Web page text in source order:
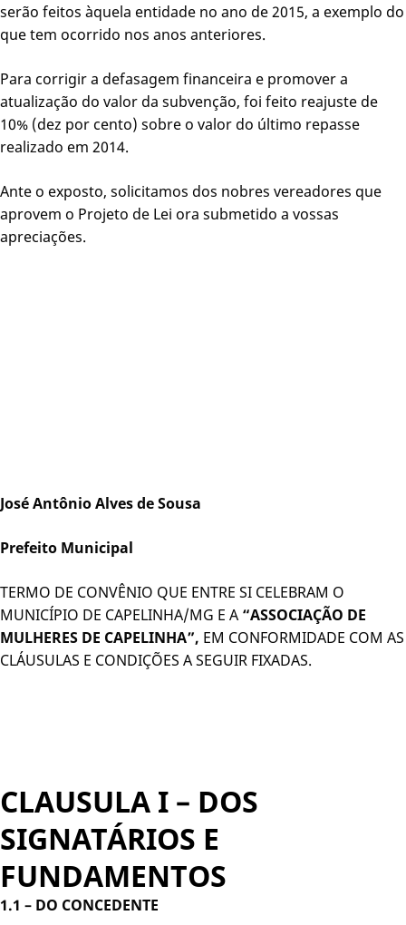
serão feitos àquela entidade no ano de 2015, a exemplo do
que tem ocorrido nos anos anteriores.
Para corrigir a defasagem financeira e promover a
atualização do valor da subvenção, foi feito reajuste de
10% (dez por cento) sobre o valor do último repasse
realizado em 2014.
Ante o exposto, solicitamos dos nobres vereadores que
aprovem o Projeto de Lei ora submetido a vossas
apreciações.
José Antônio Alves de Sousa
Prefeito Municipal
TERMO DE CONVÊNIO QUE ENTRE SI CELEBRAM O
MUNICÍPIO DE CAPELINHA/MG E A “ASSOCIAÇÃO DE
MULHERES DE CAPELINHA”, EM CONFORMIDADE COM AS
CLÁUSULAS E CONDIÇÕES A SEGUIR FIXADAS.
CLAUSULA I – DOS
SIGNATÁRIOS E
FUNDAMENTOS
1.1 – DO CONCEDENTE